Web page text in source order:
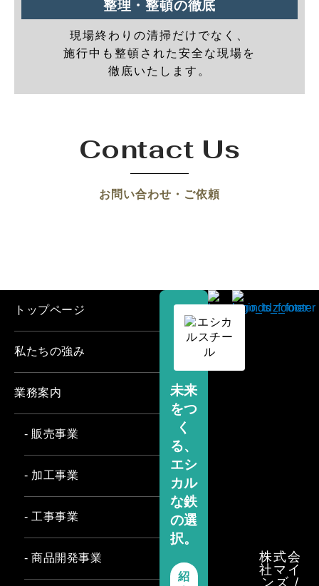
整理・整頓の徹底
現場終わりの清掃だけでなく、
施行中も整頓された安全な現場を
徹底いたします。
Contact Us
お問い合わせ・ご依頼
株式会
社マイ
ンズ /
未来
をつ
く
る、
エシ
カル
な鉄
の選
択。
紹
トップページ
私たちの強み
業務案内
- 販売事業
- 加工事業
- 工事事業
- 商品開発事業